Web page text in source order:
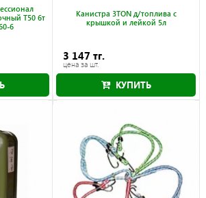
T50 6т
6
Канистра 3TON д/топлива с
крышкой и лейкой 5л
3 147 тг.
цена за шт.
КУПИТЬ